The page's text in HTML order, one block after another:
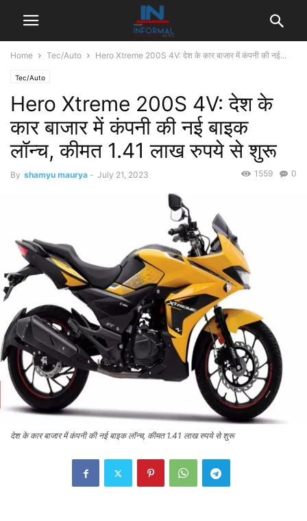
Home Tec/Auto Hero Xtreme 200S 4V: देश के कार बाजार में कंपनी की नई...
Tec/Auto
Hero Xtreme 200S 4V: देश के
कार बाजार में कंपनी की नई बाइक
लॉन्च, कीमत 1.41 लाख रुपये से शुरू
By shamyu maurya - July 21, 2023 0
1559
देश के कार बाजार में कंपनी की नई बाइक लॉन्च, कीमत 1.41 लाख रुपये से शुरू